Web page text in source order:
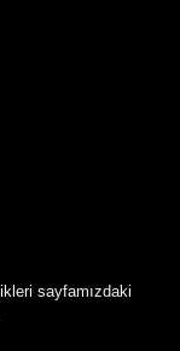
sayfamızdaki